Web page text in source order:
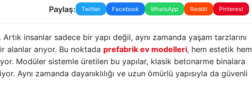
Paylaş: Twitter Facebook WhatsApp Reddit Pinterest
insanlar sadece bir yapı değil, aynı zamanda yaşam tarzlarını
alanlar arıyor. Bu noktada prefabrik ev modelleri, hem estetik hem
Modüler sistemle üretilen bu yapılar, klasik betonarme binalara
Aynı zamanda dayanıklılığı ve uzun ömürlü yapısıyla da güvenli